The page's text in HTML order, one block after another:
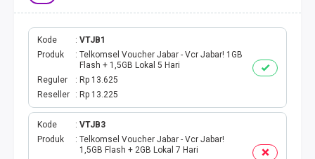
EMONEY
PAKET SAKTI ALL OPT
TELEPON & SMS
PAKET SMS
AKTIVASI PAKET
Kode
VTJB1
Produk
Telkomsel Voucher Jabar - Vcr Jabar! 1GB
Flash + 1,5GB Lokal 5 Hari
Reguler
Rp 13.625
Reseller
Rp 13.225
Kode
VTJB3
Produk
Telkomsel Voucher Jabar - Vcr Jabar!
1,5GB Flash + 2GB Lokal 7 Hari